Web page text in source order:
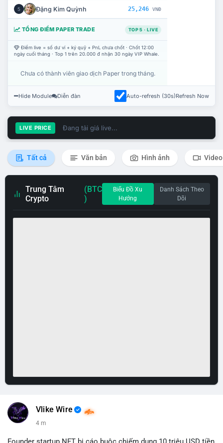
5 Đặng Kim Quỳnh 25,246 VNĐ
TỔNG ĐIỂM PAPER TRADE TOP 5 · LIVE
Điểm live = số dư ví + ký quỹ + PnL chưa chốt · Chốt 12:00
ngày cuối tháng · Top 1 trên 20.000 đ nhận 30 ngày VIP Whale.
Chưa có thành viên giao dịch Paper trong tháng.
Hide Module Diễn đàn Auto-refresh (30s)Refresh Now
LIVE PRICE Đang tải giá live...
Tất cả Văn bản Hình ảnh Video
Trung Tâm
Crypto
(BTC
)
Biểu Đồ Xu
Hướng
Danh Sách Theo
Dõi
Vlike Wire
4 m